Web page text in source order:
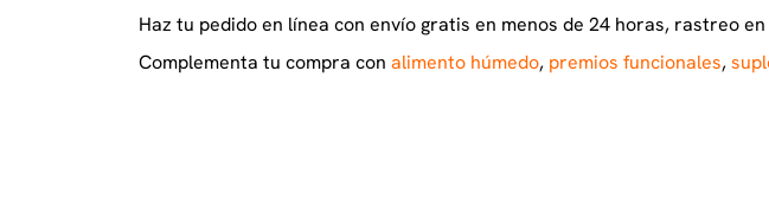
Haz tu pedido en línea con envío gratis en menos de 24 horas, rastreo
Complementa tu compra con alimento húmedo, premios funcionales,